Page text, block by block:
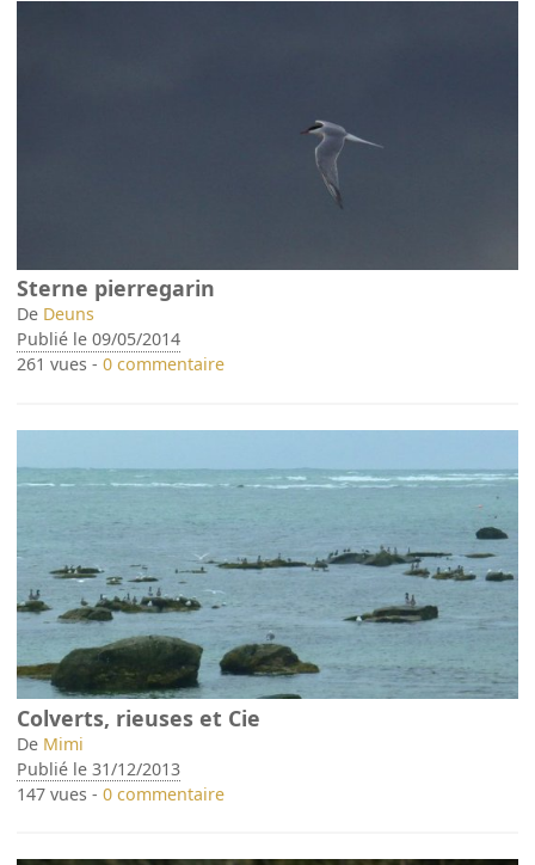
Sterne pierregarin
De Deuns
Publié le 09/05/2014
261 vues -0 commentaire
Colverts, rieuses et Cie
De Mimi
Publié le 31/12/2013
147 vues -0 commentaire